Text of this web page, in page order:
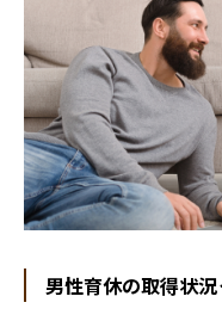
男性育休の取得状